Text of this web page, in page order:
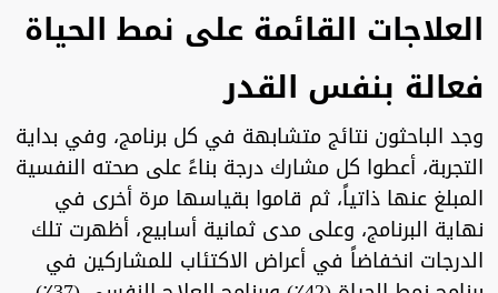
العلاجات القائمة على نمط الحياة
فعالة بنفس القدر
وجد الباحثون نتائج متشابهة في كل برنامج، وفي بداية
التجربة، أعطوا كل مشارك درجة بناءً على صحته النفسية
المبلغ عنها ذاتياً، ثم قاموا بقياسها مرة أخرى في
نهاية البرنامج، وعلى مدى ثمانية أسابيع، أظهرت تلك
الدرجات انخفاضاً في أعراض الاكتئاب للمشاركين في